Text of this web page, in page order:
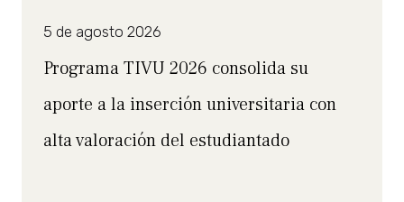
5 de agosto 2026
Programa TIVU 2026 consolida su
aporte a la inserción universitaria con
alta valoración del estudiantado